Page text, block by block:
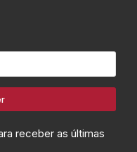
receber as últimas